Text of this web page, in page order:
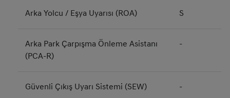
Arka Yolcu / Eşya Uyarısı (ROA) S
Arka Park Çarpışma Önleme Asistanı
(PCA-R)
-
Güvenli Çıkış Uyarı Sistemi (SEW) -